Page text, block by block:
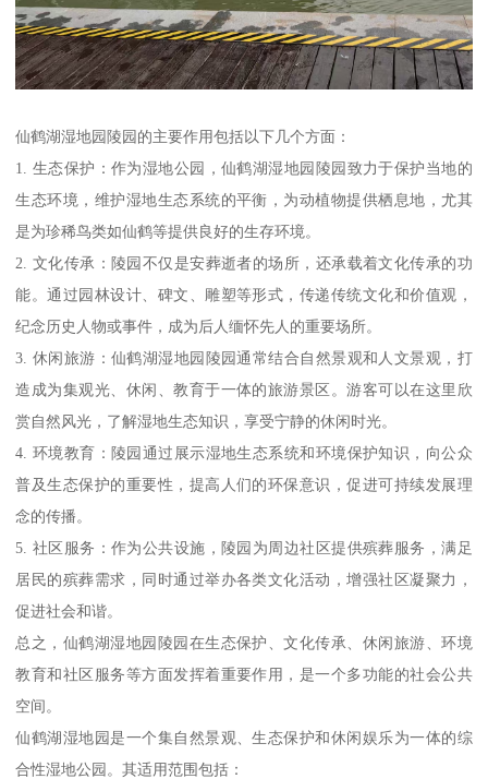
仙鹤湖湿地园陵园的主要作用包括以下几个方面：
1. 生态保护：作为湿地公园，仙鹤湖湿地园陵园致力于保护当地的
生态环境，维护湿地生态系统的平衡，为动植物提供栖息地，尤其
是为珍稀鸟类如仙鹤等提供良好的生存环境。
2. 文化传承：陵园不仅是安葬逝者的场所，还承载着文化传承的功
能。通过园林设计、碑文、雕塑等形式，传递传统文化和价值观，
纪念历史人物或事件，成为后人缅怀先人的重要场所。
3. 休闲旅游：仙鹤湖湿地园陵园通常结合自然景观和人文景观，打
造成为集观光、休闲、教育于一体的旅游景区。游客可以在这里欣
赏自然风光，了解湿地生态知识，享受宁静的休闲时光。
4. 环境教育：陵园通过展示湿地生态系统和环境保护知识，向公众
普及生态保护的重要性，提高人们的环保意识，促进可持续发展理
念的传播。
5. 社区服务：作为公共设施，陵园为周边社区提供殡葬服务，满足
居民的殡葬需求，同时通过举办各类文化活动，增强社区凝聚力，
促进社会和谐。
总之，仙鹤湖湿地园陵园在生态保护、文化传承、休闲旅游、环境
教育和社区服务等方面发挥着重要作用，是一个多功能的社会公共
空间。
仙鹤湖湿地园是一个集自然景观、生态保护和休闲娱乐为一体的综
合性湿地公园。其适用范围包括：